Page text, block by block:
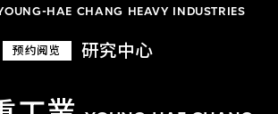
HAE CHANG HEAVY INDUSTRIES
预约阅览 研究中心
品
级的二十及二十一世纪视觉